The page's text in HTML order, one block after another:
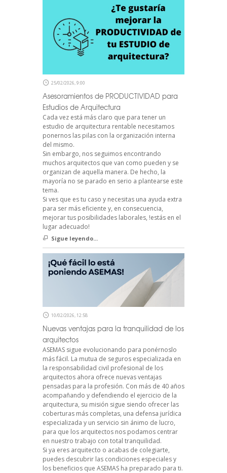
25/02/2026, 9:00
Asesoramientos de PRODUCTIVIDAD para
Estudios de Arquitectura
Cada vez está más claro que para tener un
estudio de arquitectura rentable necesitamos
ponernos las pilas con la organización interna
del mismo.
Sin embargo, nos seguimos encontrando
muchos arquitectos que van como pueden y se
organizan de aquella manera. De hecho, la
mayoría no se parado en serio a plantearse este
tema.
Si ves que es tu caso y necesitas una ayuda extra
para ser más eficiente y, en consecuencia,
mejorar tus posibilidades laborales, !estás en el
lugar adecuado!
Sigue leyendo...
10/02/2026, 12:58
Nuevas ventajas para la tranquilidad de los
arquitectos
ASEMAS sigue evolucionando para ponérnoslo
más fácil. La mutua de seguros especializada en
la responsabilidad civil profesional de los
arquitectos ahora ofrece nuevas ventajas
pensadas para la profesión. Con más de 40 años
acompañando y defendiendo el ejercicio de la
arquitectura, su misión sigue siendo ofrecer las
coberturas más completas, una defensa jurídica
especializada y un servicio sin ánimo de lucro,
para que los arquitectos nos podamos centrar
en nuestro trabajo con total tranquilidad.
Si ya eres arquitecto o acabas de colegiarte,
puedes descubrir las condiciones especiales y
los beneficios que ASEMAS ha preparado para ti.